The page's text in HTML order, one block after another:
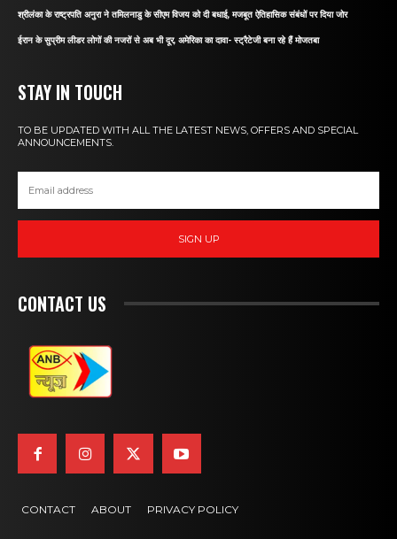
श्रीलंका के राष्ट्रपति अनुरा ने तमिलनाडु के सीएम विजय को दी बधाई, मजबूत ऐतिहासिक संबंधों पर दिया जोर
ईरान के सुप्रीम लीडर लोगों की नजरों से अब भी दूर, अमेरिका का दावा- स्ट्रैटेजी बना रहे हैं मोजतबा
STAY IN TOUCH
TO BE UPDATED WITH ALL THE LATEST NEWS, OFFERS AND SPECIAL
ANNOUNCEMENTS.
SIGN UP
CONTACT US
CONTACT ABOUT PRIVACY POLICY